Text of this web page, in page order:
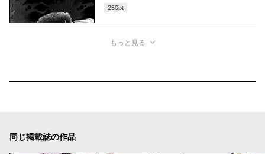
250pt
もっと見る
同じ掲載誌の作品